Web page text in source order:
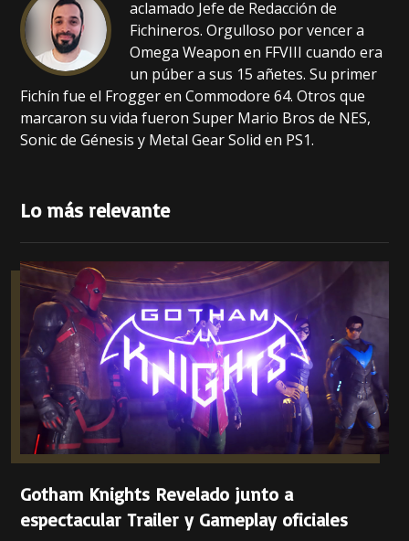
aclamado Jefe de Redacción de
Fichineros. Orgulloso por vencer a
Omega Weapon en FFVIII cuando era
un púber a sus 15 añetes. Su primer
Fichín fue el Frogger en Commodore 64. Otros que
marcaron su vida fueron Super Mario Bros de NES,
Sonic de Génesis y Metal Gear Solid en PS1.
Lo más relevante
Gotham Knights Revelado junto a
espectacular Trailer y Gameplay oficiales